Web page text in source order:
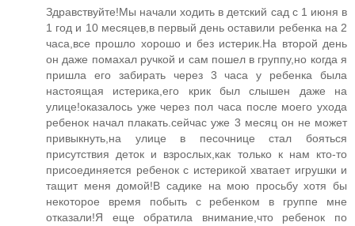
Здравствуйте!Мы начали ходить в детский сад с 1 июня в
1 год и 10 месяцев,в первый день оставили ребенка на 2
часа,все прошло хорошо и без истерик.На второй день
он даже помахал ручкой и сам пошел в группу,но когда я
пришла его забирать через 3 часа у ребенка была
настоящая истерика,его крик был слышен даже на
улице!оказалось уже через пол часа после моего ухода
ребенок начал плакать.сейчас уже 3 месяц он не может
привыкнуть,на улице в песочнице стал бояться
присутствия деток и взрослых,как только к нам кто-то
присоединяется ребенок с истерикой хватает игрушки и
тащит меня домой!В садике на мою просьбу хотя бы
некоторое время побыть с ребенком в группе мне
отказали!Я еще обратила внимание,что ребенок по